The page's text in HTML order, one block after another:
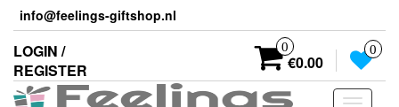
Skip
the
content
info@feelings-giftshop.nl
LOGIN /
REGISTER
0
€0.00
0